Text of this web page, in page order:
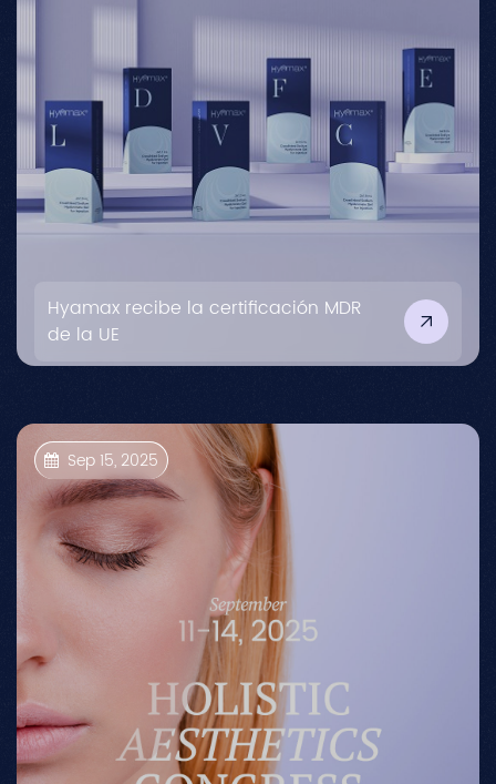
Hyamax recibe la certificación MDR
de la UE
Sep 15, 2025